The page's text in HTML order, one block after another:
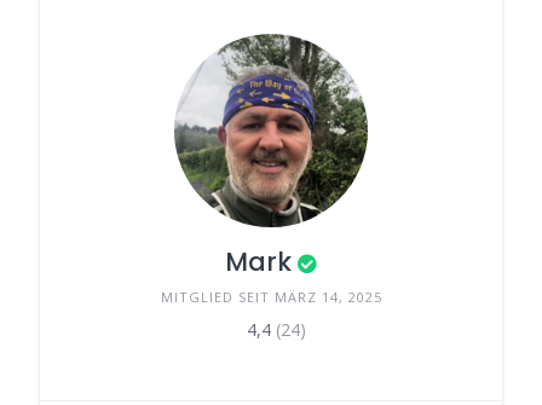
Mark
MITGLIED SEIT MÄRZ 14, 2025
4,4 (24)